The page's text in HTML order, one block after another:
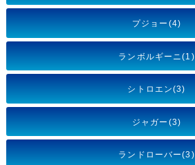
プジョー(4)
ランボルギーニ(1)
シトロエン(3)
ジャガー(3)
ランドローバー(3)